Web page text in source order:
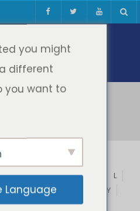
F G H I J
L
T U V
Y
you might
different
you want to
Language